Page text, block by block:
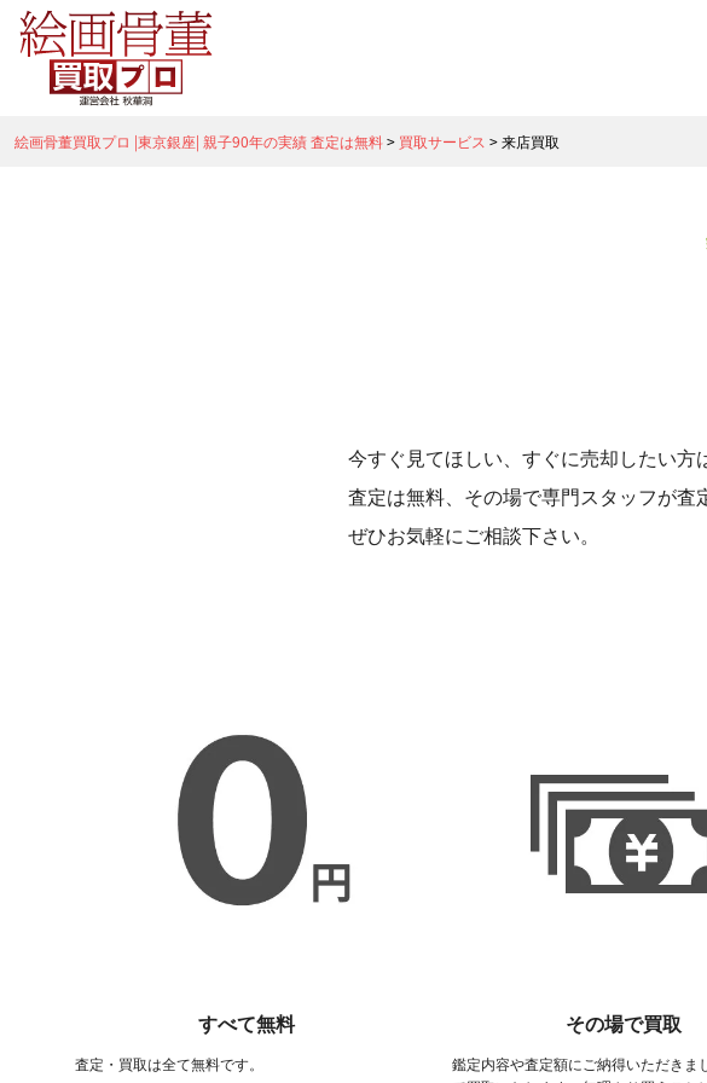
絵画骨董買取プロ |東京銀座| 親子90年の実績 査定は無料> 買取サービス >来店買取
今すぐ見てほしい、すぐに売却したい方
査定は無料、その場で専門スタッフが査
ぜひお気軽にご相談下さい。
すべて無料
査定・買取は全て無料です。
その場で買取
鑑定内容や査定額にご納得いただきま